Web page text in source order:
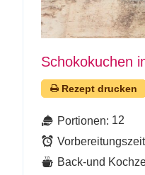
Schokokuchen
Rezept drucken
Portionen: 12
Back-und